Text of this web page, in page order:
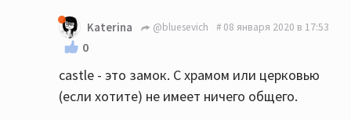
Katerina @bluesevich 08 января 2020 в 17:53
0
castle - это замок. С храмом или церковью
(если хотите) не имеет ничего общего.